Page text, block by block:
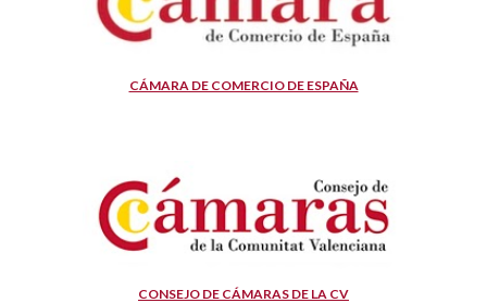
CÁMARA DE COMERCIO DE ESPAÑA
CONSEJO DE CÁMARAS DE LA CV